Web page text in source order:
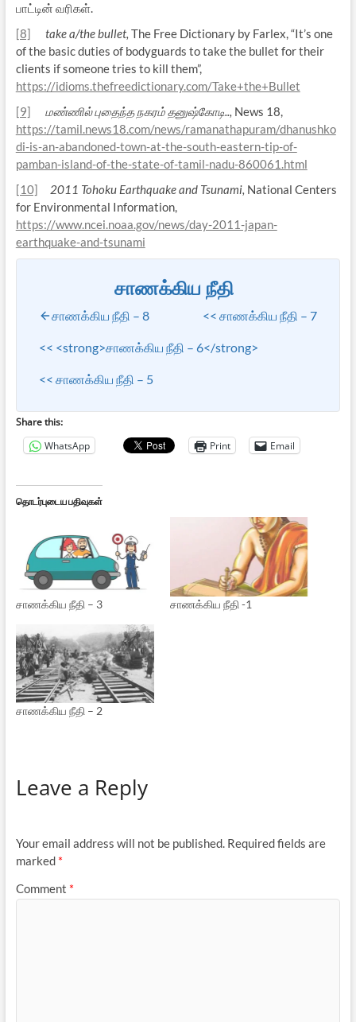
பாட்டின் வரிகள்.
[8]
take a/the bullet, The Free Dictionary by Farlex, “It’s one
of the basic duties of bodyguards to take the bullet for their
clients if someone tries to kill them”,
https://idioms.thefreedictionary.com/Take+the+Bullet
[9]
மண்ணில் புதைந்த நகரம் தனுஷ்கோடி.., News 18,
https://tamil.news18.com/news/ramanathapuram/dhanushko
di-is-an-abandoned-town-at-the-south-eastern-tip-of-
pamban-island-of-the-state-of-tamil-nadu-860061.html
[10]
2011 Tohoku Earthquake and Tsunami, National Centers
for Environmental Information,
https://www.ncei.noaa.gov/news/day-2011-japan-
earthquake-and-tsunami
சாணக்கிய நீதி
சாணக்கிய நீதி – 8 << சாணக்கிய நீதி – 7
<< <strong>சாணக்கிய நீதி – 6</strong>
<< சாணக்கிய நீதி – 5
Share this:
WhatsApp
Print Email
தொடர்புடைய பதிவுகள்
சாணக்கிய நீதி – 3 சாணக்கிய நீதி -1
சாணக்கிய நீதி – 2
Leave a Reply
Your email address will not be published. Required fields are
marked *
Comment *